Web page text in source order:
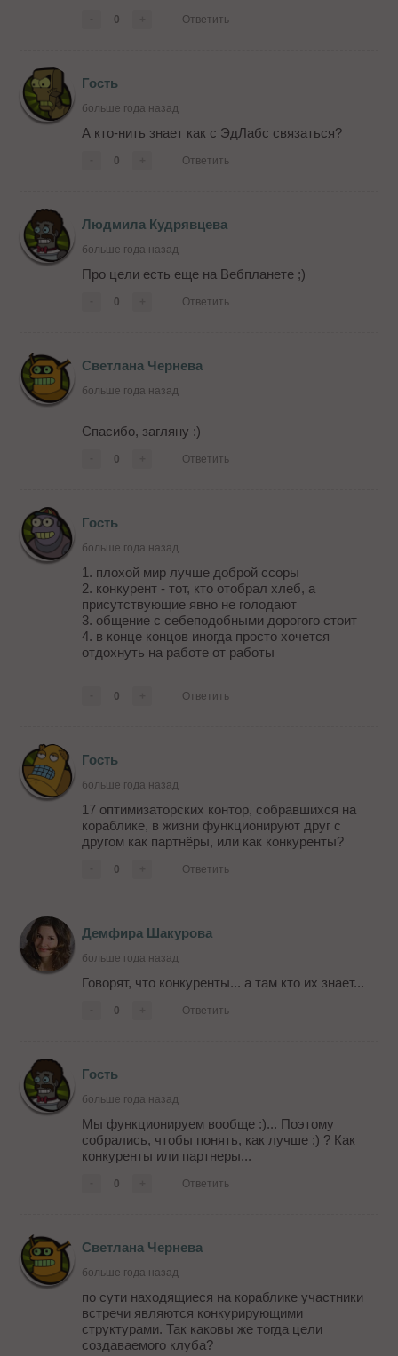
0 Ответить
Гость
больше года назад
А кто-нить знает как с ЭдЛабс связаться?
0 Ответить
Людмила Кудрявцева
больше года назад
Про цели есть еще на Вебпланете ;)
0 Ответить
Светлана Чернева
больше года назад
Спасибо, загляну :)
0 Ответить
Гость
больше года назад
1. плохой мир лучше доброй ссоры
2. конкурент - тот, кто отобрал хлеб, а
присутствующие явно не голодают
3. общение с себеподобными дорогого стоит
4. в конце концов иногда просто хочется
отдохнуть на работе от работы
0 Ответить
Гость
больше года назад
17 оптимизаторских контор, собравшихся на
кораблике, в жизни функционируют друг с
другом как партнёры, или как конкуренты?
0 Ответить
Демфира Шакурова
больше года назад
Говорят, что конкуренты... а там кто их знает...
0 Ответить
Гость
больше года назад
Мы функционируем вообще :)... Поэтому
собрались, чтобы понять, как лучше :) ? Как
конкуренты или партнеры...
0 Ответить
Светлана Чернева
больше года назад
по сути находящиеся на кораблике участники
встречи являются конкурирующими
структурами. Так каковы же тогда цели
создаваемого клуба?